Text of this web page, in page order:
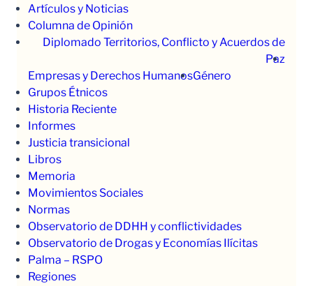
Artículos y Noticias
Columna de Opinión
Diplomado Territorios, Conflicto y Acuerdos de
Paz
Empresas y Derechos HumanosGénero
Grupos Étnicos
Historia Reciente
Informes
Justicia transicional
Libros
Memoria
Movimientos Sociales
Normas
Observatorio de DDHH y conflictividades
Observatorio de Drogas y Economías Ilícitas
Palma – RSPO
Regiones